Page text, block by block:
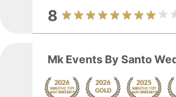
8
Mk Events By Santo